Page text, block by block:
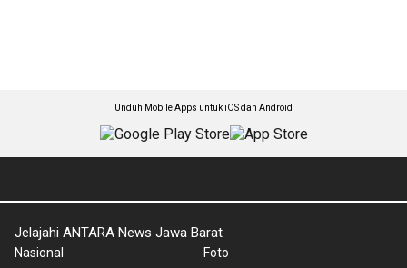
Unduh Mobile Apps untuk iOS dan Android
Jelajahi ANTARA News Jawa Barat
Nasional
Foto